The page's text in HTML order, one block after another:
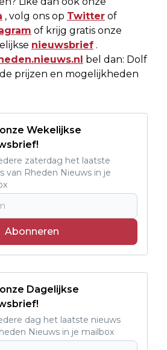
, volg ons op Twitter of
of krijg gratis onze
nieuwsbrief .
bel dan: Dolf
prijzen en mogelijkheden
Wekelijkse
zaterdag het laatste
van Rheden Nieuws in je
Abonneren
Dagelijkse
dag het laatste nieuws
Nieuws in je mailbox